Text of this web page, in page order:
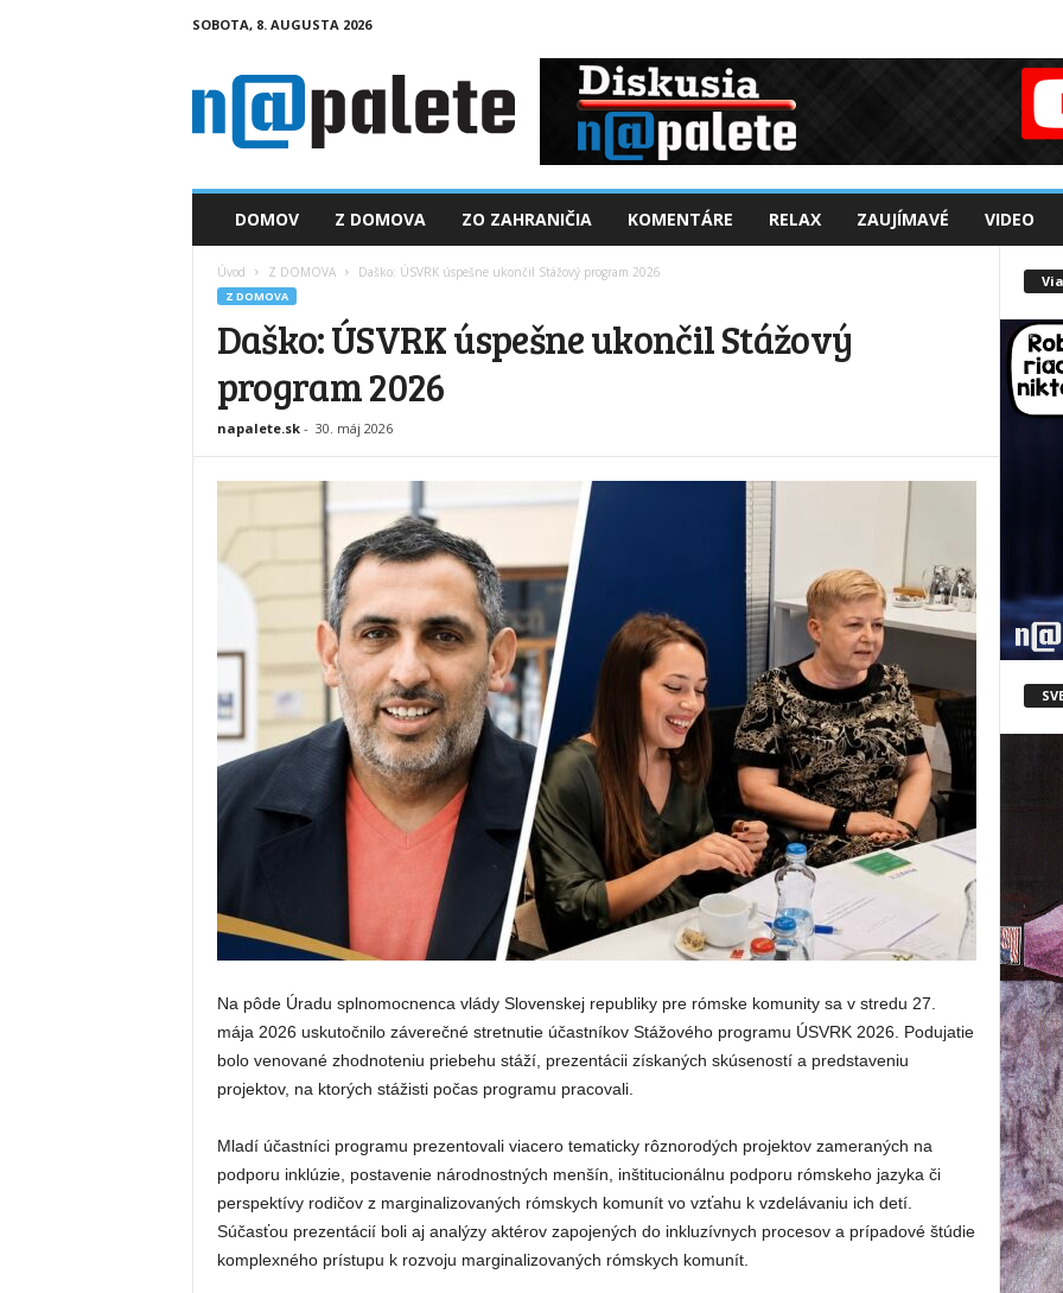
SOBOTA, 8. AUGUSTA 2026
a
DOMOV Z DOMOVA ZO ZAHRANIČIA KOMENTÁRE RELAX ZAUJÍMAVÉ VIDEO
Úvod Z DOMOVA Daško: ÚSVRK úspešne ukončil Stážový program 2026
Z DOMOVA
Daško: ÚSVRK úspešne ukončil Stážový
program 2026
napalete.sk- 30. máj 2026
Na pôde Úradu splnomocnenca vlády Slovenskej republiky pre rómske komunity sa v stredu 27.
mája 2026 uskutočnilo záverečné stretnutie účastníkov Stážového programu ÚSVRK 2026. Podujatie
bolo venované zhodnoteniu priebehu stáží, prezentácii získaných skúseností a predstaveniu
projektov, na ktorých stážisti počas programu pracovali.
Mladí účastníci programu prezentovali viacero tematicky rôznorodých projektov zameraných na
podporu inklúzie, postavenie národnostných menšín, inštitucionálnu podporu rómskeho jazyka či
perspektívy rodičov z marginalizovaných rómskych komunít vo vzťahu k vzdelávaniu ich detí.
Súčasťou prezentácií boli aj analýzy aktérov zapojených do inkluzívnych procesov a prípadové štúdie
komplexného prístupu k rozvoju marginalizovaných rómskych komunít.